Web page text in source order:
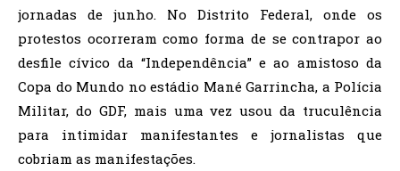
jornadas de junho. No Distrito Federal, onde os
protestos ocorreram como forma de se contrapor ao
desfile cívico da “Independência” e ao amistoso da
Copa do Mundo no estádio Mané Garrincha, a Polícia
Militar, do GDF, mais uma vez usou da truculência
para intimidar manifestantes e jornalistas que
cobriam as manifestações.